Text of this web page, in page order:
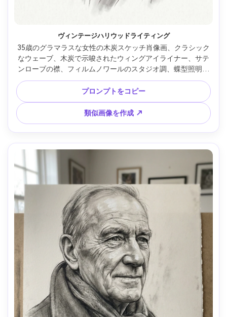
ヴィンテージハリウッドライティング
35歳のグラマラスな女性の木炭スケッチ肖像画、クラシック
なウェーブ、木炭で示唆されたウィングアイライナー、サテ
ンローブの襟、フィルムノワールのスタジオ調、蝶型照明で
頬に明るいハイライトと鼻下に影、滑らかなブレンド、クリ
ーンな負の空間、洗練された輪郭線、微かな背景の霞、時を
超えたエレガンス、精密な目と唇、85mmレンズ、浅い被写
界深度 --ar 4:5
プロンプトをコピー
類似画像を作成 ↗